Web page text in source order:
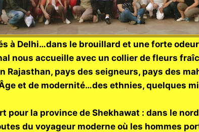
à Delhi…dans le brouillard et une forte
nous accueille avec un collier de fleurs
Rajasthan, pays des seigneurs, pays des
et de modernité…des ethnies, quelques
pour la province de Shekhawat : dans le
du voyageur moderne où les hommes